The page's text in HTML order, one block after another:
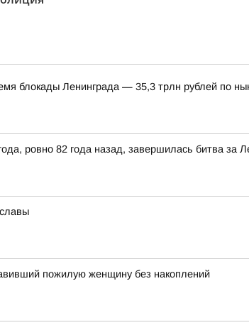
блокады Ленинграда — 35,3 трлн рублей по
ровно 82 года назад, завершилась битва за
пожилую женщину без накоплений